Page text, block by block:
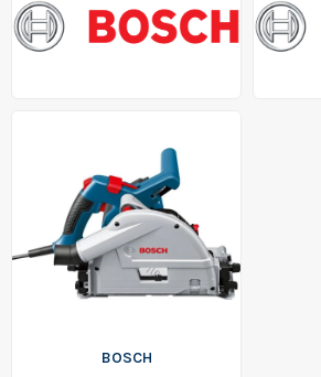
BOSCH